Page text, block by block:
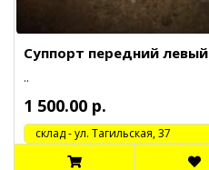
Суппорт передний левый
..
1 500.00 р.
cклад - ул. Тагильская, 37